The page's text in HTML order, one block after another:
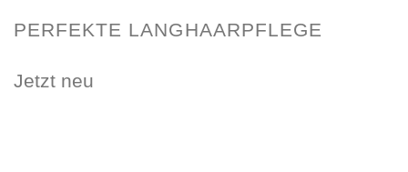
PERFEKTE LANGHAARPFLEGE
Jetzt neu